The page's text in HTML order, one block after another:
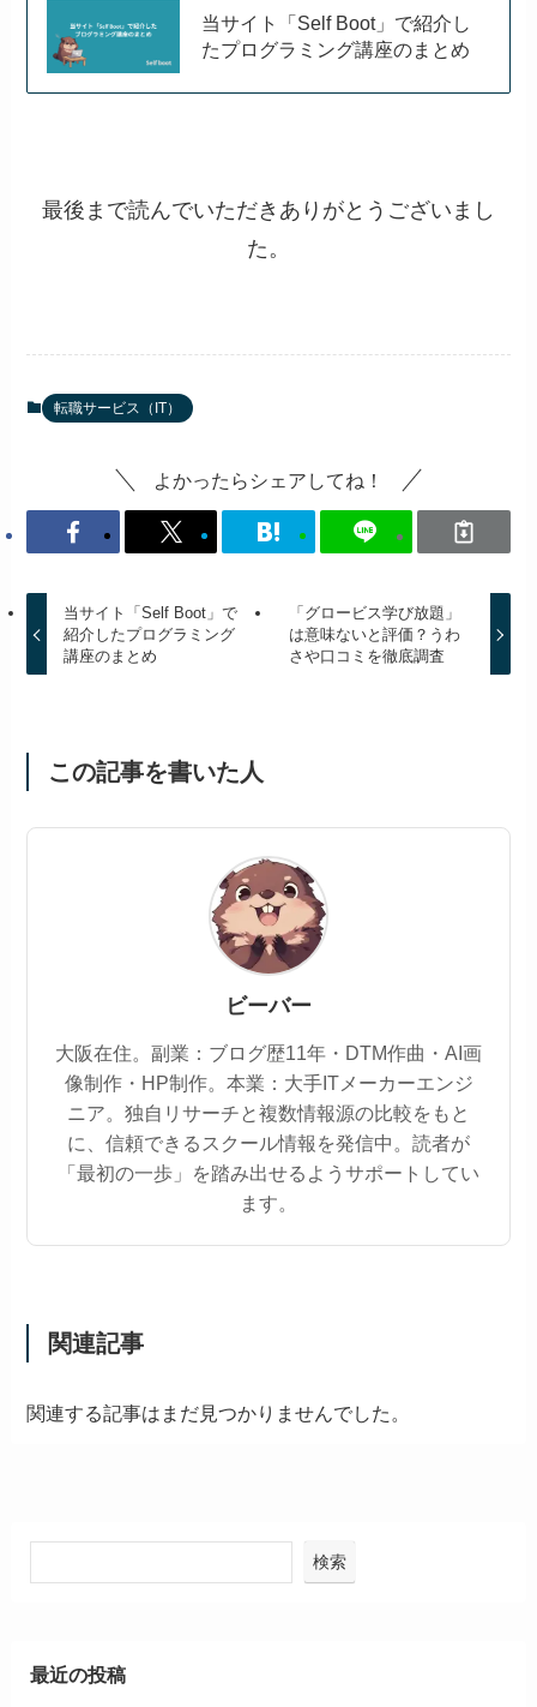
当サイト「Self Boot」で紹介し
たプログラミング講座のまとめ
最後まで読んでいただきありがとうございまし
た。
転職サービス（IT）
よかったらシェアしてね！
当サイト「Self Boot」で
紹介したプログラミング
講座のまとめ
「グロービス学び放題」
は意味ないと評価？うわ
さや口コミを徹底調査
この記事を書いた人
ビーバー
大阪在住。副業：ブログ歴11年・DTM作曲・AI画
像制作・HP制作。本業：大手ITメーカーエンジ
ニア。独自リサーチと複数情報源の比較をもと
に、信頼できるスクール情報を発信中。読者が
「最初の一歩」を踏み出せるようサポートしてい
ます。
関連記事
関連する記事はまだ見つかりませんでした。
検索
最近の投稿